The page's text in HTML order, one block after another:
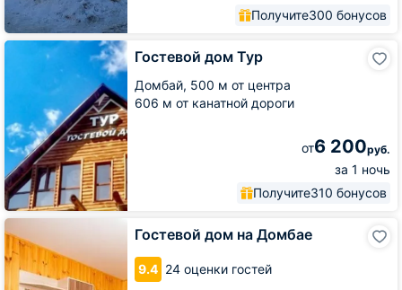
Получите300 бонусов
Гостевой дом Тур
Домбай, 500 м от центра
606 м от канатной дороги
от6 200руб.
за 1 ночь
Получите310 бонусов
Гостевой
Гостевой дом на Домбае
9.4 24 оценки гостей
Гостевой
дом
на
Домбае